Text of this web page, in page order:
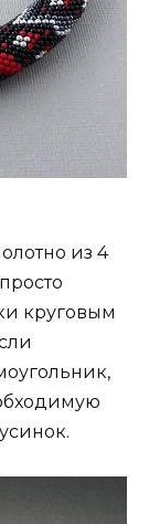
из 4
круговым